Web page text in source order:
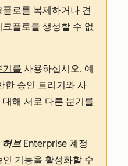
로를 복제하거나 견
플로를 생성할 수 없
기를 사용하십시오. 예
한 승인 트리거와 사
해 서로 다른 분기를
허브 Enterprise 계정
인 기능을 활성화할 수